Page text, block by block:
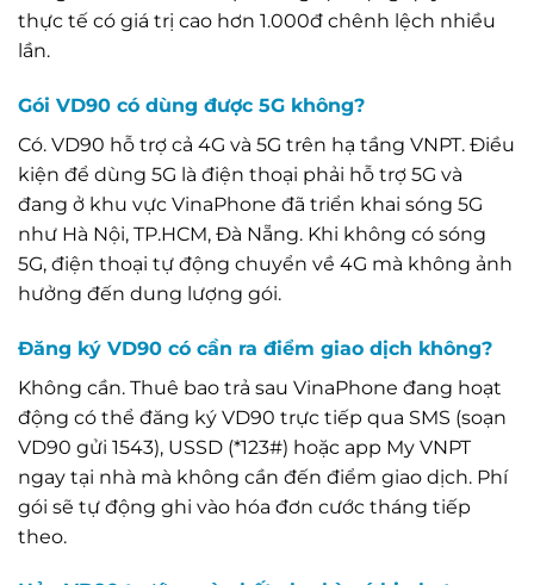
thực tế có giá trị cao hơn 1.000đ chênh lệch nhiều
lần.
Gói VD90 có dùng được 5G không?
Có. VD90 hỗ trợ cả 4G và 5G trên hạ tầng VNPT. Điều
kiện để dùng 5G là điện thoại phải hỗ trợ 5G và
đang ở khu vực VinaPhone đã triển khai sóng 5G
như Hà Nội, TP.HCM, Đà Nẵng. Khi không có sóng
5G, điện thoại tự động chuyển về 4G mà không ảnh
hưởng đến dung lượng gói.
Đăng ký VD90 có cần ra điểm giao dịch không?
Không cần. Thuê bao trả sau VinaPhone đang hoạt
động có thể đăng ký VD90 trực tiếp qua SMS (soạn
VD90 gửi 1543), USSD (*123#) hoặc app My VNPT
ngay tại nhà mà không cần đến điểm giao dịch. Phí
gói sẽ tự động ghi vào hóa đơn cước tháng tiếp
theo.